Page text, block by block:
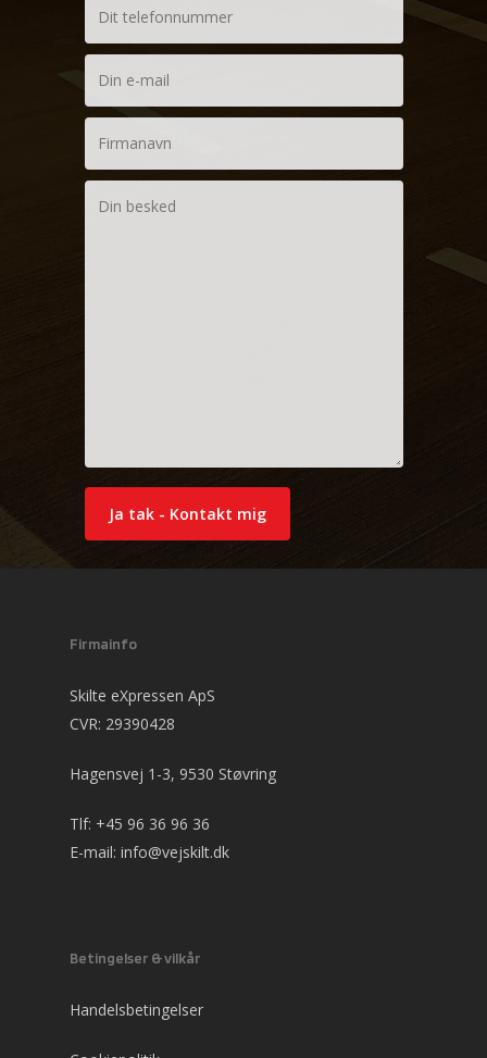
Firmainfo
Skilte eXpressen ApS
CVR: 29390428
Hagensvej 1-3, 9530 Støvring
Tlf: +45 96 36 96 36
E-mail: info@vejskilt.dk
Betingelser & vilkår
Handelsbetingelser